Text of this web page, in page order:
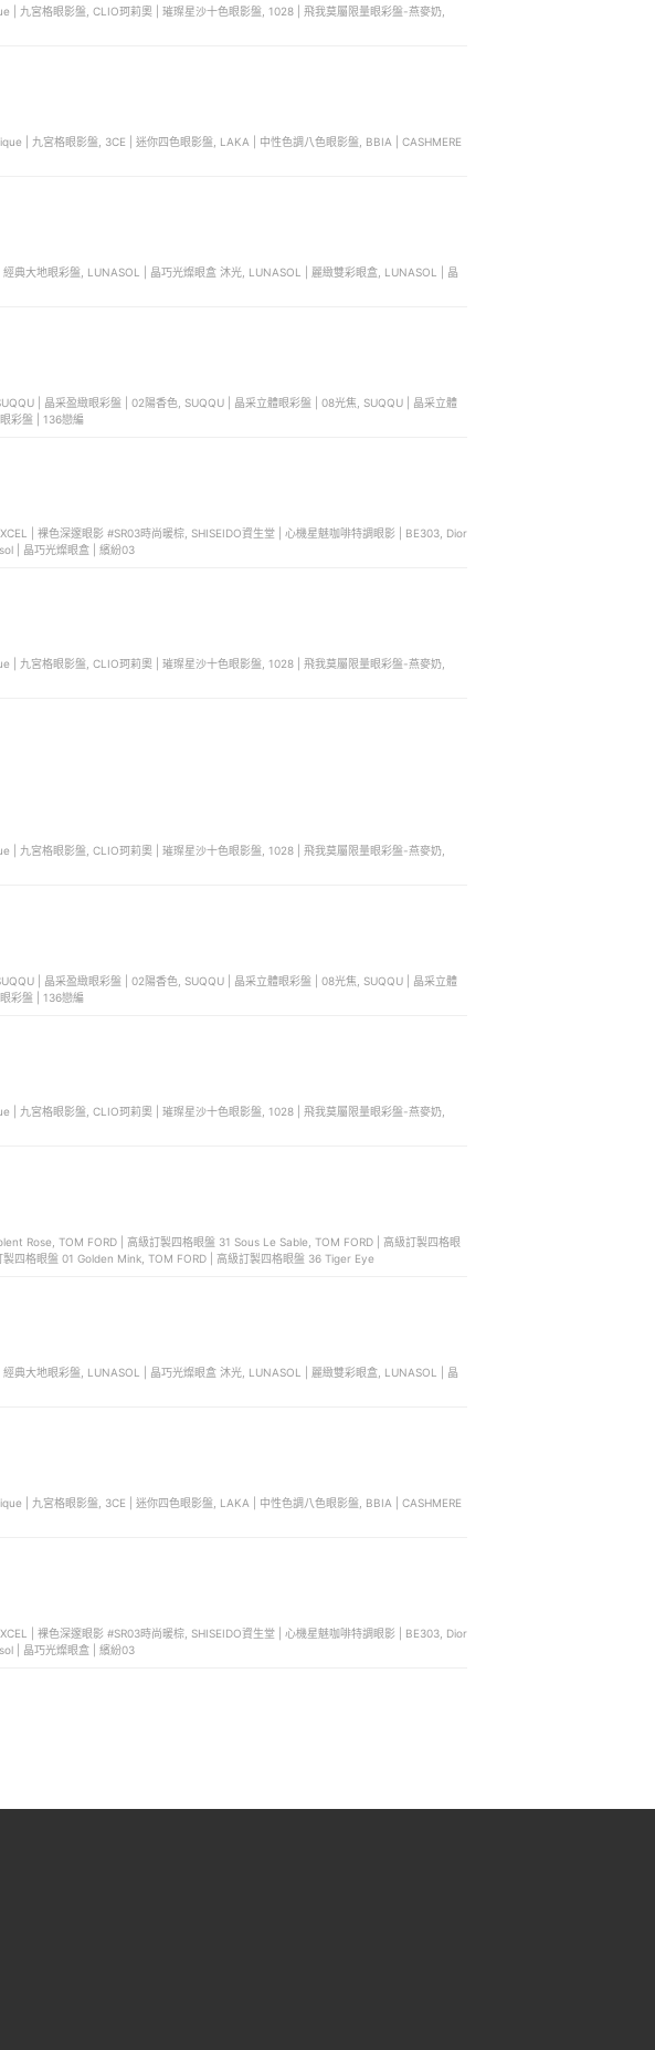
| 九宮格眼影盤, CLIO珂莉奧 | 璀璨星沙十色眼影盤, 1028 | 飛我莫屬限量眼彩盤-燕麥奶,
LAKA | 中性色調八色眼影盤, BBIA | CASHMERE
典大地眼彩盤, LUNASOL | 晶巧光燦眼盒 沐光, LUNASOL | 麗緻雙彩眼盒, LUNASOL | 晶
| 晶采盈緻眼彩盤 | 02陽香色, SUQQU | 晶采立體眼彩盤 | 08光焦, SUQQU | 晶采立體
彩盤 | 136戀編
迪奧 | 五色眼妝組合 | 208海軍色, Lunasol | 晶巧光燦眼盒 | 繽紛03
| 九宮格眼影盤, CLIO珂莉奧 | 璀璨星沙十色眼影盤, 1028 | 飛我莫屬限量眼彩盤-燕麥奶,
| 九宮格眼影盤, CLIO珂莉奧 | 璀璨星沙十色眼影盤, 1028 | 飛我莫屬限量眼彩盤-燕麥奶,
| 晶采盈緻眼彩盤 | 02陽香色, SUQQU | 晶采立體眼彩盤 | 08光焦, SUQQU | 晶采立體
彩盤 | 136戀編
| 九宮格眼影盤, CLIO珂莉奧 | 璀璨星沙十色眼影盤, 1028 | 飛我莫屬限量眼彩盤-燕麥奶,
Rose, TOM FORD | 高級訂製四格眼盤 31 Sous Le Sable, TOM FORD | 高級訂製四格眼
四格眼盤 01 Golden Mink, TOM FORD | 高級訂製四格眼盤 36 Tiger Eye
典大地眼彩盤, LUNASOL | 晶巧光燦眼盒 沐光, LUNASOL | 麗緻雙彩眼盒, LUNASOL | 晶
LAKA | 中性色調八色眼影盤, BBIA | CASHMERE
迪奧 | 五色眼妝組合 | 208海軍色, Lunasol | 晶巧光燦眼盒 | 繽紛03